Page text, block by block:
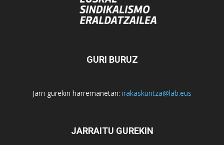
GURI BURUZ
Jarri gurekin harremanetan: irakaskuntza@lab.eus
JARRAITU GUREKIN